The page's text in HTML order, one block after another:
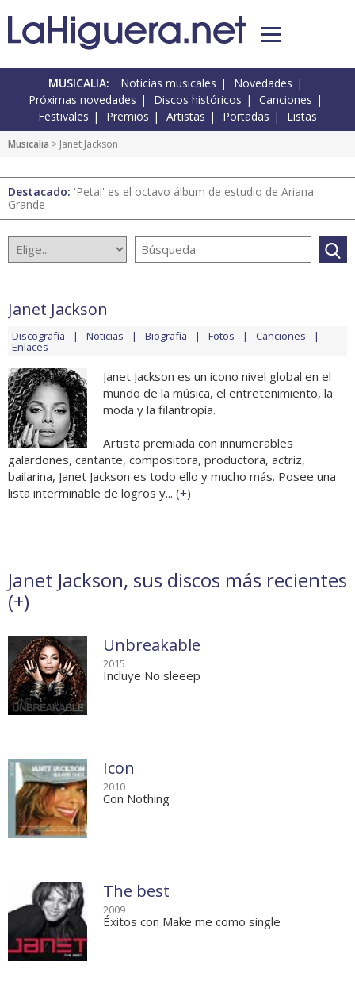
MUSICALIA: Noticias musicales
Novedades
Próximas novedades
Discos históricos
Canciones
Festivales
Premios Artistas Portadas Listas
Musicalia > Janet Jackson
Destacado: 'Petal' es el octavo álbum de estudio de Ariana
Grande
Janet Jackson
Discografía Noticias Biografía Fotos Canciones
Enlaces
Janet Jackson es un icono nivel global en el
mundo de la música, el entretenimiento, la
moda y la filantropía.
Artista premiada con innumerables
galardones, cantante, compositora, productora, actriz,
bailarina, Janet Jackson es todo ello y mucho más. Posee una
lista interminable de logros y... (+)
Janet Jackson, sus discos más recientes
(+)
Unbreakable
2015
Incluye No sleeep
Icon
2010
Con Nothing
The best
2009
Éxitos con Make me como single